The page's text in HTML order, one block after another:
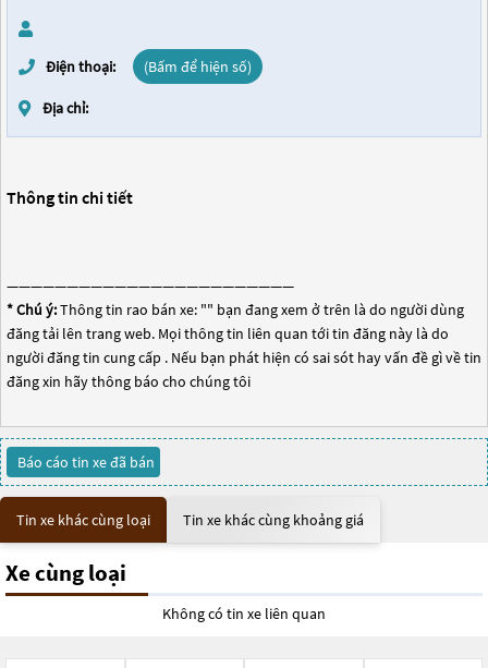
Điện thoại: (Bấm để hiện số)
Địa chỉ:
Thông tin chi tiết
————————————————————————
* Chú ý:Thông tin rao bán xe: "" bạn đang xem ở trên là do người dùng
đăng tải lên trang web. Mọi thông tin liên quan tới tin đăng này là do
người đăng tin cung cấp . Nếu bạn phát hiện có sai sót hay vấn đề gì về tin
đăng xin hãy thông báo cho chúng tôi
Báo cáo tin xe đã bán
Tin xe khác cùng loại Tin xe khác cùng khoảng giá
Xe cùng loại
Không có tin xe liên quan